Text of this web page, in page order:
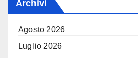
Archivi
Agosto 2026
Luglio 2026